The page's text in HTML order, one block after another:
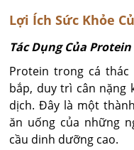
Lợi Ích Sức Khỏe
Tác Dụng Của Protein
Protein trong cá
bắp, duy trì cân nặng
dịch. Đây là một
ăn uống của những
cầu dinh dưỡng cao.